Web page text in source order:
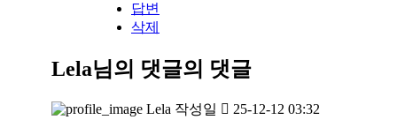
답변
삭제
Lela님의 댓글의 댓글
Lela 작성일 25-12-12 03:32